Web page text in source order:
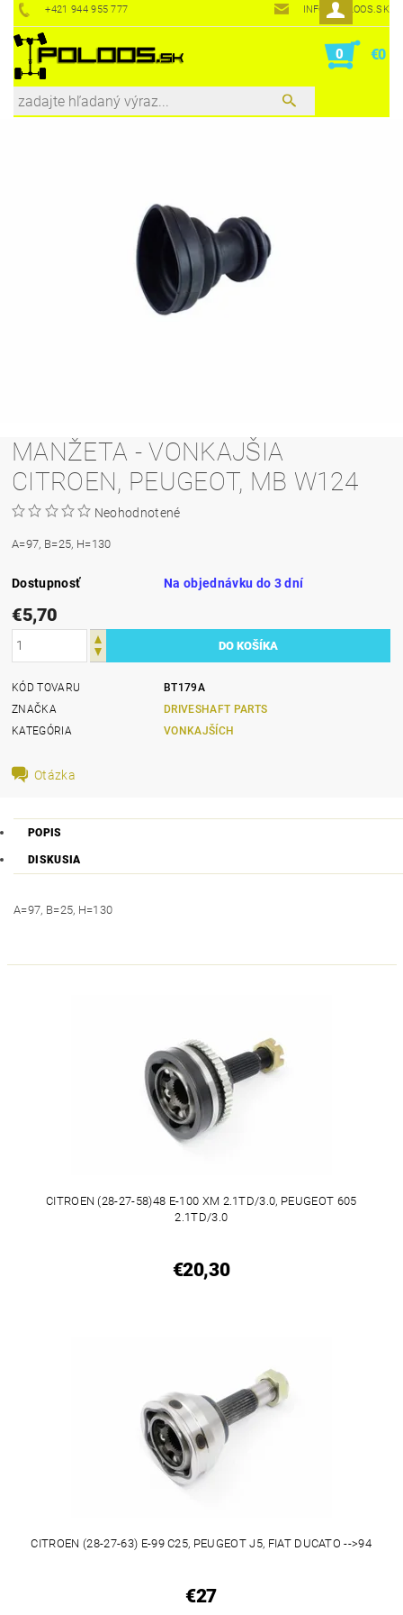
+421 944 955 777 INFO@POLOOS.SK
0 €0
MANŽETA - VONKAJŠIA
CITROEN, PEUGEOT, MB W124
Neohodnotené
A=97, B=25, H=130
Dostupnosť Na objednávku do 3 dní
€5,70
KÓD TOVARU
BT179A
ZNAČKA
DRIVESHAFT PARTS
KATEGÓRIA
VONKAJŠÍCH
Otázka
POPIS
DISKUSIA
A=97, B=25, H=130
CITROEN (28-27-58)48 E-100 XM 2.1TD/3.0, PEUGEOT 605
2.1TD/3.0
€20,30
CITROEN (28-27-63) E-99 C25, PEUGEOT J5, FIAT DUCATO -->94
€27